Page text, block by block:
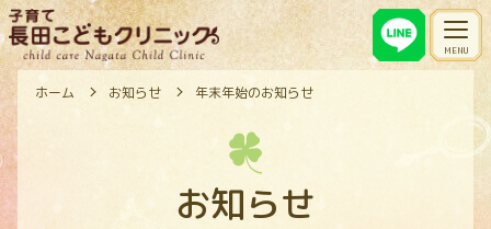
ホーム お知らせ 年末年始のお知らせ
お知らせ